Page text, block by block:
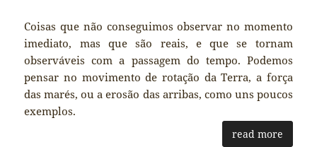
Coisas que não conseguimos observar no momento
imediato, mas que são reais, e que se tornam
observáveis com a passagem do tempo. Podemos
pensar no movimento de rotação da Terra, a força
das marés, ou a erosão das arribas, como uns poucos
exemplos.
read more